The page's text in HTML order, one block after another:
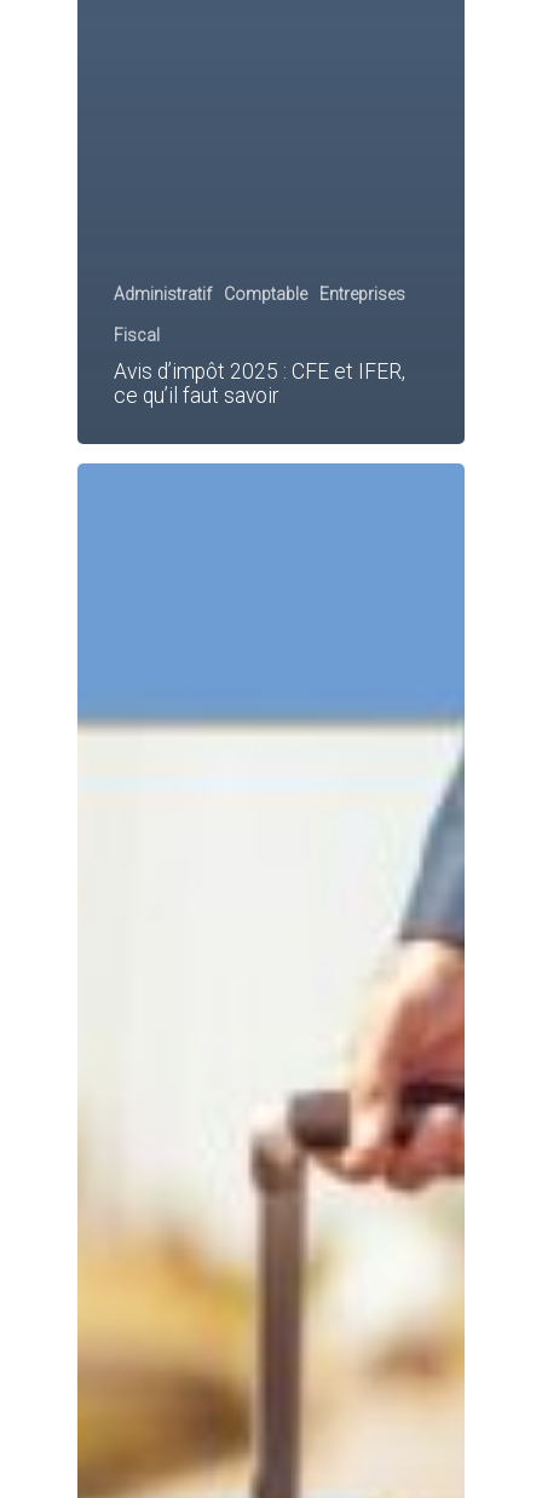
Administratif Comptable Entreprises
Fiscal
Avis d’impôt 2025 : CFE et IFER,
ce qu’il faut savoir